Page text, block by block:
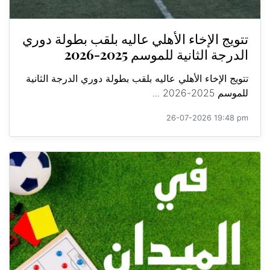
تتويج الإخاء الأهلي عاليه بلقب بطولة دوري
الدرجة الثانية للموسم 2025-2026
تتويج الإخاء الأهلي عاليه بلقب بطولة دوري الدرجة الثانية
للموسم 2025-2026 ...
26-07-2026 19:48 pm